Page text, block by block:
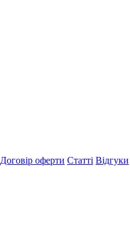
Договір оферти Статті Відгуки